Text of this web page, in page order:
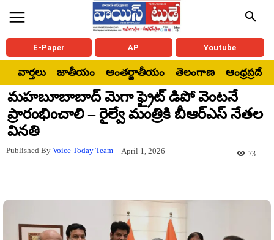
E-Paper AP Youtube
వార్తలు జాతీయం అంతర్జాతీయం తెలంగాణ ఆంధ్రప్రదేశ్
మహబూబాబాద్ మెగా ఫ్రైట్ డిపో వెంటనే
ప్రారంభించాలి – రైల్వే మంత్రికి బీఆర్‌ఎస్ నేతల
వినతి
Published By Voice Today Team April 1, 2026 73